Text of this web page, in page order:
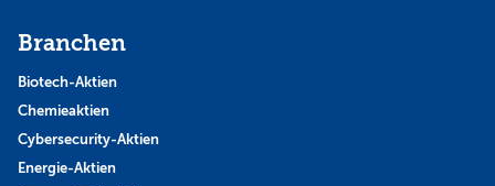
Branchen
Biotech-Aktien
Chemieaktien
Cybersecurity-Aktien
Energie-Aktien